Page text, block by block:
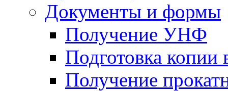
Документы и формы
Получение УНФ
Подготовка копии
Получение